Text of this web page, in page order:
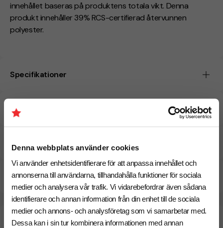
Denna webbplats använder cookies
Vi använder enhetsidentifierare för att anpassa innehållet och
annonserna till användarna, tillhandahålla funktioner för sociala
medier och analysera vår trafik. Vi vidarebefordrar även sådana
identifierare och annan information från din enhet till de sociala
medier och annons- och analysföretag som vi samarbetar med.
Dessa kan i sin tur kombinera informationen med annan
innehållet baseras på produktens totala vikt. Denna
produkt innehåller 39% RCS-certifierad återvunnen
polyester.
Specifikationer
Tryckmetoder
CO₂e -avtryck
18 Augusti Beräknad leveranstid:
Snabbare leverans? Kontakta oss.